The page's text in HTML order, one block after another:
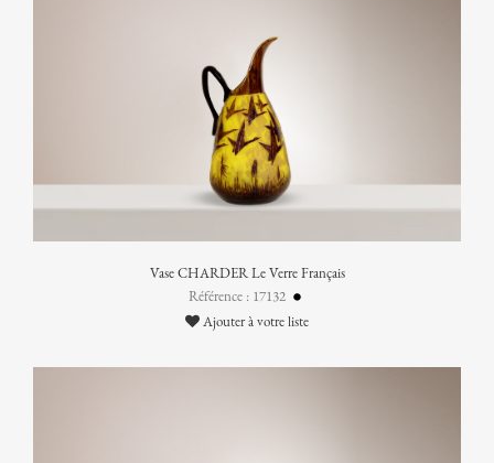
Vase CHARDER Le Verre Français
Référence : 17132
Ajouter à votre liste